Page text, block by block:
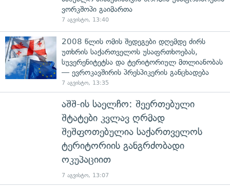
ვორკშოპი გაიმართა
7 აგვისტო, 13:40
2008 წლის ომის შედეგები დღემდე ძირს
უთხრის საქართველოს უსაფრთხოებას,
სუვერენიტეტსა და ტერიტორიულ მთლიანობას
— ევროკავშირის პრესპიკერის განცხადება
7 აგვისტო, 13:35
აშშ-ის საელჩო: შეერთებული
შტატები კვლავ ღრმად
შეშფოთებულია საქართველოს
ტერიტორიის განგრძობადი
ოკუპაციით
7 აგვისტო, 13:07